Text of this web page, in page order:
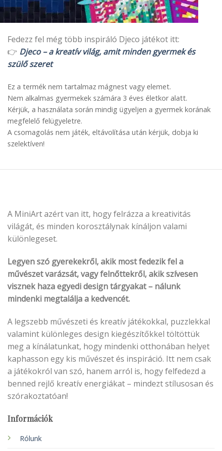
Fedezz fel még több inspiráló Djeco játékot itt:
👉 Djeco – a kreatív világ, amit minden gyermek és
szülő szeret
Ez a termék nem tartalmaz mágnest vagy elemet.
Nem alkalmas gyermekek számára 3 éves életkor alatt.
Kérjük, a használata során mindig ügyeljen a gyermek korának
megfelelő felügyeletre.
A csomagolás nem játék, eltávolítása után kérjük, dobja ki
szelektíven!
A MiniArt azért van itt, hogy felrázza a kreativitás
világát, és minden korosztálynak kínáljon valami
különlegeset.
Legyen szó gyerekekről, akik most fedezik fel a
művészet varázsát, vagy felnőttekről, akik szívesen
visznek haza egyedi design tárgyakat – nálunk
mindenki megtalálja a kedvencét.
A legszebb művészeti és kreatív játékokkal, puzzlekkal
valamint különleges design kiegészítőkkel töltöttük
meg a kínálatunkat, hogy mindenki otthonában helyet
kaphasson egy kis művészet és inspiráció. Itt nem csak
a játékokról van szó, hanem arról is, hogy felfedezd a
benned rejlő kreatív energiákat – mindezt stílusosan és
szórakoztatóan!
Információk
Rólunk